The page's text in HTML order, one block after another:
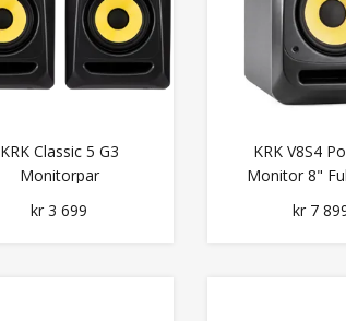
KRK Classic 5 G3
Monitorpar
kr 3 699
KRK V8S4
Monitor 8"
Reference
kr 7